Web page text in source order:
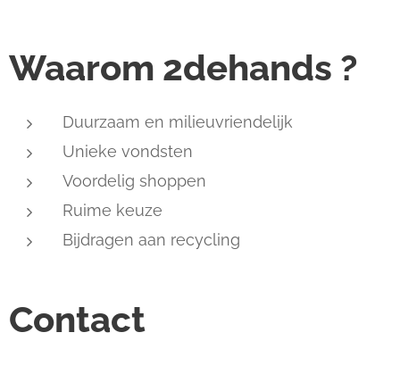
Waarom 2dehands ?
Duurzaam en milieuvriendelijk
Unieke vondsten
Voordelig shoppen
Ruime keuze
Bijdragen aan recycling
Contact